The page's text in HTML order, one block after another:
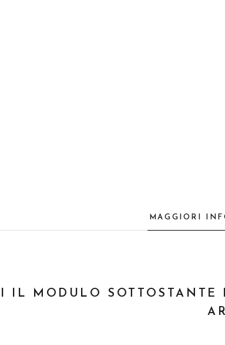
MAGGIORI
IL MODULO SOTTOSTANTE